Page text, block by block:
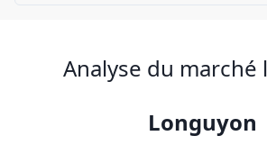
Analyse du marché
Longuyon